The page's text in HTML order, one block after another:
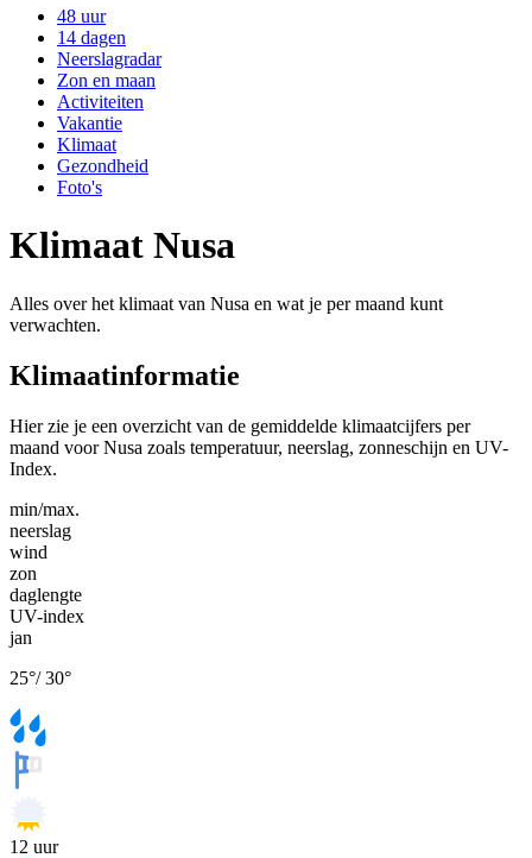
48 uur
14 dagen
Neerslagradar
Zon en maan
Activiteiten
Vakantie
Klimaat
Gezondheid
Foto's
Klimaat Nusa
Alles over het klimaat van Nusa en wat je per maand kunt
verwachten.
Klimaatinformatie
Hier zie je een overzicht van de gemiddelde klimaatcijfers per
maand voor Nusa zoals temperatuur, neerslag, zonneschijn en UV-
Index.
min/max.
neerslag
wind
zon
daglengte
UV-index
jan
25°/30°
12 uur